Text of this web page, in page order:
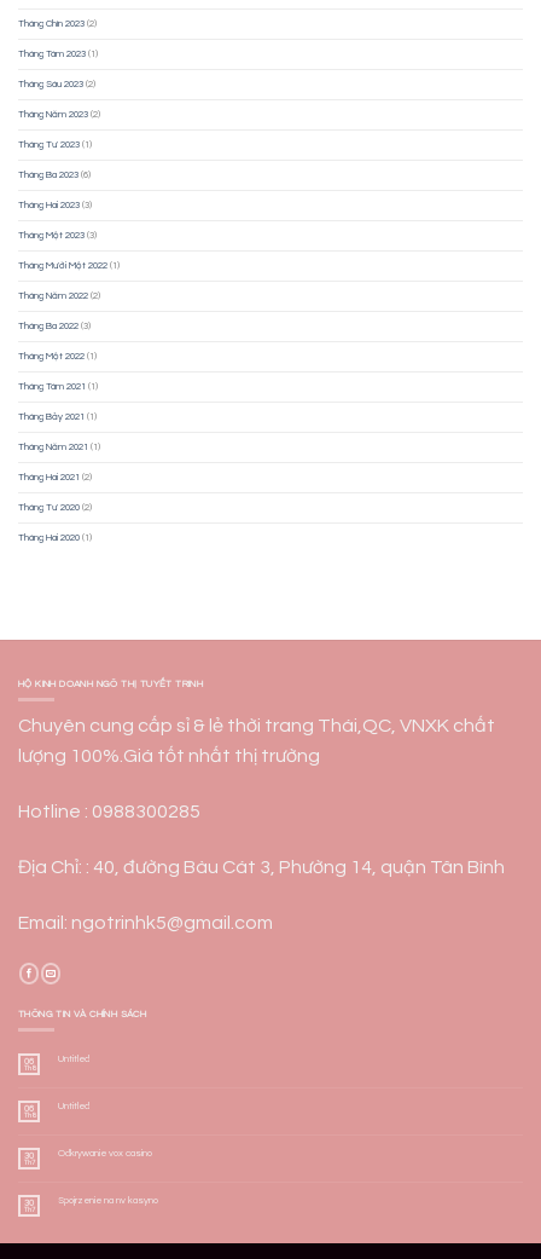
Tháng Chín 2023 (2)
Tháng Tám 2023 (1)
Tháng Sáu 2023 (2)
Tháng Năm 2023 (2)
Tháng Tư 2023 (1)
Tháng Ba 2023 (6)
Tháng Hai 2023 (3)
Tháng Một 2023 (3)
Tháng Mười Một 2022 (1)
Tháng Năm 2022 (2)
Tháng Ba 2022 (3)
Tháng Một 2022 (1)
Tháng Tám 2021 (1)
Tháng Bảy 2021 (1)
Tháng Năm 2021 (1)
Tháng Hai 2021 (2)
Tháng Tư 2020 (2)
Tháng Hai 2020 (1)
HỘ KINH DOANH NGÔ THỊ TUYẾT TRINH
Chuyên cung cấp sỉ & lẻ thời trang Thái,QC, VNXK chất
lượng 100%.Giá tốt nhất thị trường
Hotline : 0988300285
Địa Chỉ: : 40, đường Bàu Cát 3, Phường 14, quận Tân Bình
Email: ngotrinhk5@gmail.com
THÔNG TIN VÀ CHÍNH SÁCH
06
Th8
Untitled
06
Th8
Untitled
30
Th7
Odkrywanie vox casino
30
Th7
Spojrzenie na nv kasyno